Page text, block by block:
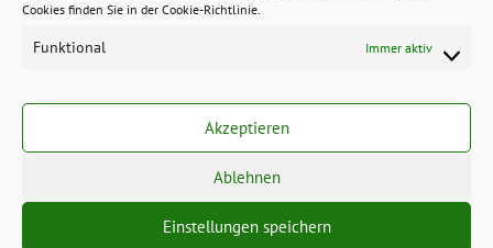
Cookies finden Sie in der Cookie-Richtlinie.
Funktional Immer aktiv
Akzeptieren
Ablehnen
Einstellungen speichern
freie grüne Themesunflower‐ ein